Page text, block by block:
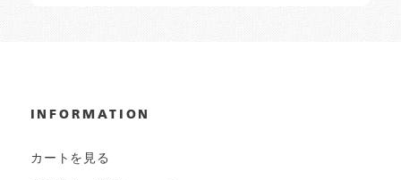
INFORMATION
カートを見る